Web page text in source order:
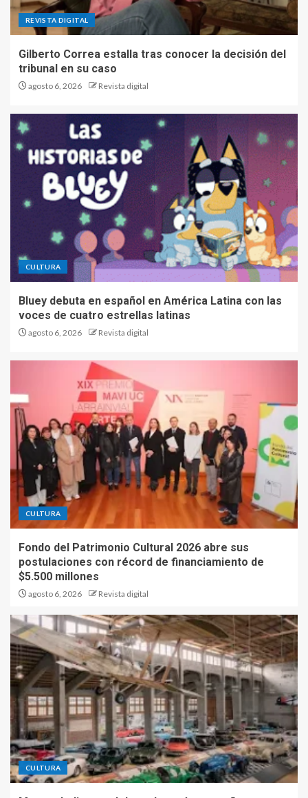
REVISTA DIGITAL
Gilberto Correa estalla tras conocer la decisión del
tribunal en su caso
agosto 6, 2026 Revista digital
CULTURA
Bluey debuta en español en América Latina con las
voces de cuatro estrellas latinas
agosto 6, 2026 Revista digital
CULTURA
Fondo del Patrimonio Cultural 2026 abre sus
postulaciones con récord de financiamiento de
$5.500 millones
agosto 6, 2026 Revista digital
CULTURA